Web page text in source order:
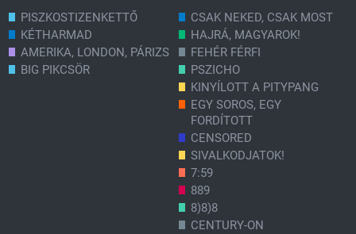
PISZKOSTIZENKETTŐ
KÉTHARMAD
AMERIKA, LONDON, PÁRIZS
BIG PIKCSÖR
CSAK NEKED, CSAK MOST
HAJRÁ, MAGYAROK!
FEHÉR FÉRFI
PSZICHO
KINYÍLOTT A PITYPANG
EGY SOROS, EGY
FORDÍTOTT
CENSORED
SIVALKODJATOK!
7:59
889
8)8)8
CENTURY-ON